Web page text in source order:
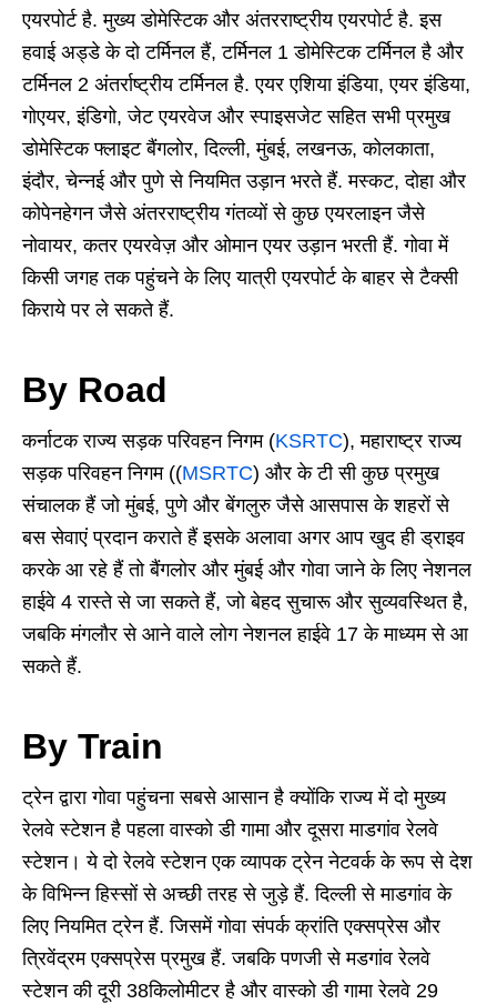
एयरपोर्ट है. मुख्य डोमेस्टिक और अंतरराष्ट्रीय एयरपोर्ट है. इस
हवाई अड्डे के दो टर्मिनल हैं, टर्मिनल 1 डोमेस्टिक टर्मिनल है और
टर्मिनल 2 अंतर्राष्ट्रीय टर्मिनल है. एयर एशिया इंडिया, एयर इंडिया,
गोएयर, इंडिगो, जेट एयरवेज और स्पाइसजेट सहित सभी प्रमुख
डोमेस्टिक फ्लाइट बैंगलोर, दिल्ली, मुंबई, लखनऊ, कोलकाता,
इंदौर, चेन्नई और पुणे से नियमित उड़ान भरते हैं. मस्कट, दोहा और
कोपेनहेगन जैसे अंतरराष्ट्रीय गंतव्यों से कुछ एयरलाइन जैसे
नोवायर, कतर एयरवेज़ और ओमान एयर उड़ान भरती हैं. गोवा में
किसी जगह तक पहुंचने के लिए यात्री एयरपोर्ट के बाहर से टैक्सी
किराये पर ले सकते हैं.
By Road
कर्नाटक राज्य सड़क परिवहन निगम (KSRTC), महाराष्ट्र राज्य
सड़क परिवहन निगम ((MSRTC) और के टी सी कुछ प्रमुख
संचालक हैं जो मुंबई, पुणे और बेंगलुरु जैसे आसपास के शहरों से
बस सेवाएं प्रदान कराते हैं इसके अलावा अगर आप खुद ही ड्राइव
करके आ रहे हैं तो बैंगलोर और मुंबई और गोवा जाने के लिए नेशनल
हाईवे 4 रास्ते से जा सकते हैं, जो बेहद सुचारू और सुव्यवस्थित है,
जबकि मंगलौर से आने वाले लोग नेशनल हाईवे 17 के माध्यम से आ
सकते हैं.
By Train
ट्रेन द्वारा गोवा पहुंचना सबसे आसान है क्योंकि राज्य में दो मुख्य
रेलवे स्टेशन है पहला वास्को डी गामा और दूसरा माडगांव रेलवे
स्टेशन। ये दो रेलवे स्टेशन एक व्यापक ट्रेन नेटवर्क के रूप से देश
के विभिन्न हिस्सों से अच्छी तरह से जुड़े हैं. दिल्ली से माडगांव के
लिए नियमित ट्रेन हैं. जिसमें गोवा संपर्क क्रांति एक्सप्रेस और
त्रिवेंद्रम एक्सप्रेस प्रमुख हैं. जबकि पणजी से मडगांव रेलवे
स्टेशन की दूरी 38किलोमीटर है और वास्को डी गामा रेलवे 29